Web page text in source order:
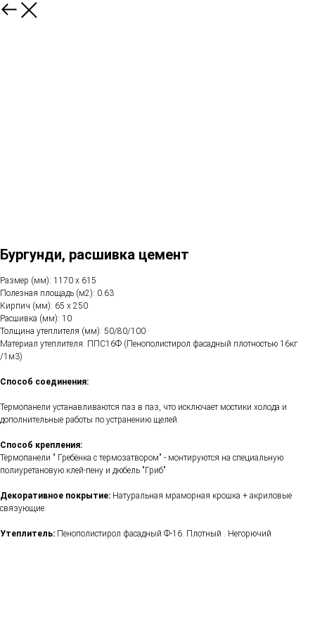
Бургунди, расшивка цемент
Размер (мм): 1170 х 615
Полезная площадь (м2): 0.63
Кирпич (мм): 65 х 250
Расшивка (мм): 10
Толщина утеплителя (мм): 50/80/100
Материал утеплителя: ППС16Ф (Пенополистирол фасадный плотностью 16кг
/1м3)
Способ соединения:
Термопанели устанавливаются паз в паз, что исключает мостики холода и
дополнительные работы по устранению щелей.
Способ крепления:
Термопанели " Гребёнка с термозатвором" - монтируются на специальную
полиуретановую клей-пену и дюбель "Гриб"
Декоративное покрытие: Натуральная мраморная крошка + акриловые
связующие.
Утеплитель: Пенополистирол фасадный Ф-16. Плотный . Негорючий